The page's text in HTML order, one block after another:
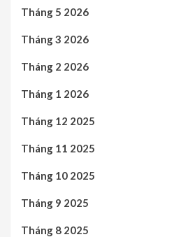
Tháng 5 2026
Tháng 3 2026
Tháng 2 2026
Tháng 1 2026
Tháng 12 2025
Tháng 11 2025
Tháng 10 2025
Tháng 9 2025
Tháng 8 2025